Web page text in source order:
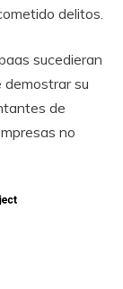
delitos.
sucedieran
demostrar su
de
no